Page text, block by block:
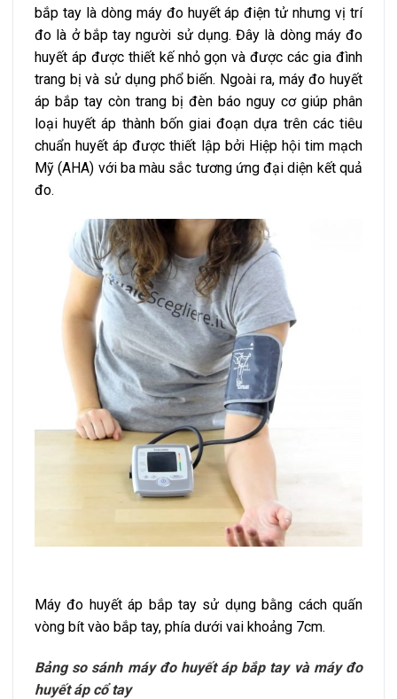
bắp tay là dòng máy đo huyết áp điện tử nhưng vị trí
đo là ở bắp tay người sử dụng. Đây là dòng máy đo
huyết áp được thiết kế nhỏ gọn và được các gia đình
trang bị và sử dụng phổ biến. Ngoài ra, máy đo huyết
áp bắp tay còn trang bị đèn báo nguy cơ giúp phân
loại huyết áp thành bốn giai đoạn dựa trên các tiêu
chuẩn huyết áp được thiết lập bởi Hiệp hội tim mạch
Mỹ (AHA) với ba màu sắc tương ứng đại diện kết quả
đo.
Máy đo huyết áp bắp tay sử dụng bằng cách quấn
vòng bít vào bắp tay, phía dưới vai khoảng 7cm.
Bảng so sánh máy đo huyết áp bắp tay và máy đo
huyết áp cổ tay